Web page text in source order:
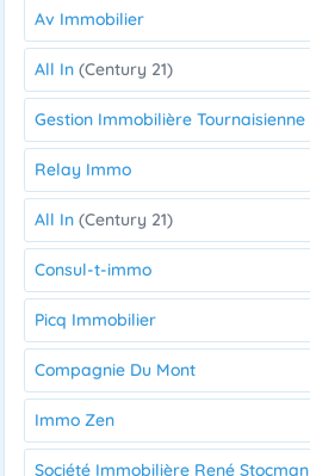
Av Immobilier
All In (Century 21)
Gestion Immobilière Tournaisienne
Relay Immo
All In (Century 21)
Consul-t-immo
Picq Immobilier
Compagnie Du Mont
Immo Zen
Société Immobilière René Stocman